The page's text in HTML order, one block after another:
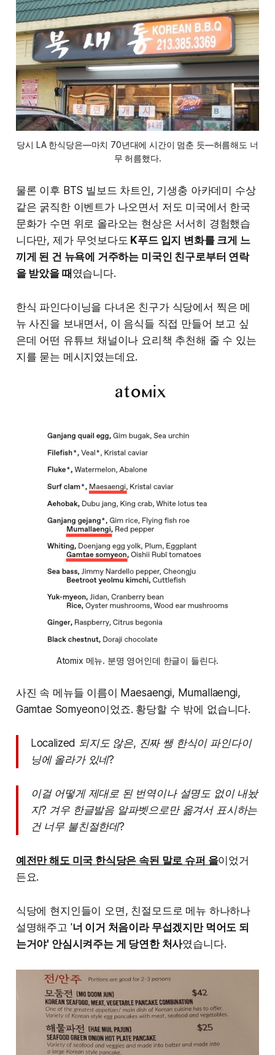
당시 LA 한식당은—마치 70년대에 시간이 멈춘 듯—허름해도 너
무 허름했다.
물론 이후 BTS 빌보드 차트인, 기생충 아카데미 수상
같은 굵직한 이벤트가 나오면서 저도 미국에서 한국
문화가 수면 위로 올라오는 현상은 서서히 경험했습
니다만, 제가 무엇보다도 K푸드 입지 변화를 크게 느
끼게 된 건 ​​뉴욕에 거주하는 미국인 친구로부터 연락
을 받았을 때 였습니다.
한식 파인다이닝을 다녀온 친구가 식당에서 찍은 메
뉴 사진을 보내면서, 이 음식들 직접 만들어 보고 싶
은데 어떤 유튜브 채널이나 요리책 추천해 줄 수 있는
지를 묻는 메시지였는데요.
Atomix 메뉴. 분명 영어인데 한글이 들린다.
사진 속 메뉴들 이름이 Maesaengi, Mumallaengi,
Gamtae Somyeon이었죠. 황당할 수 밖에 없습니다.
Localized 되지도 않은, 진짜 쌩 한식이 파인다이
닝에 올라가 있네?
이걸 어떻게 제대로 된 번역이나 설명도 없이 내놨
지? 겨우 한글발음 알파벳으로만 옮겨서 표시하는
건 너무 불친절한데?
예전만 해도 미국 한식당은 속된 말로 슈퍼 을이었거
든요.
식당에 현지인들이 오면, 친절모드로 메뉴 하나하나
설명해주고 '너 이거 처음이라 무섭겠지만 먹어도 되
는거야' 안심시켜주는 게 당연한 처사였습니다.